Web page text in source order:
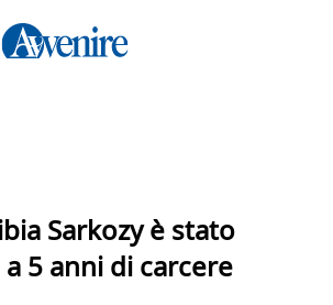
Sarkozy è stato
5 anni di carcere